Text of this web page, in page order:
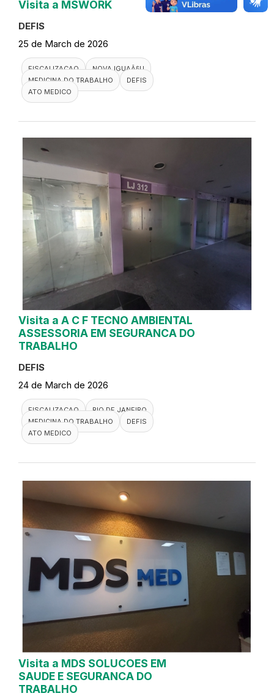
Visita a MSWORK
DEFIS
25 de March de 2026
FISCALIZACAO
NOVA IGUAÃ§U
MEDICINA DO TRABALHO
DEFIS
ATO MEDICO
Visita a A C F TECNO AMBIENTAL
ASSESSORIA EM SEGURANCA DO
TRABALHO
DEFIS
24 de March de 2026
FISCALIZACAO
RIO DE JANEIRO
MEDICINA DO TRABALHO
DEFIS
ATO MEDICO
Visita a MDS SOLUCOES EM
SAUDE E SEGURANCA DO
TRABALHO